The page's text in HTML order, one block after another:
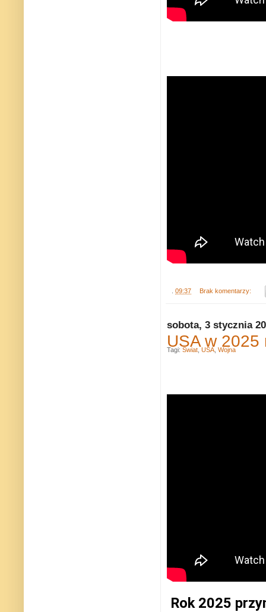
09:37 Brak komentarzy:
sobota, 3 stycznia
USA w 2025
Rok 2025
Tagi: Świat USA Wojna